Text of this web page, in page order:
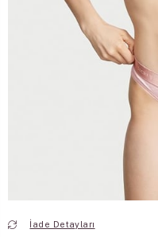
İade Detayları